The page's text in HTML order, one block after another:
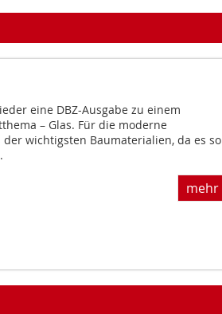
eine DBZ-Ausgabe zu einem
– Glas. Für die moderne
wichtigsten Baumaterialien, da es so
mehr